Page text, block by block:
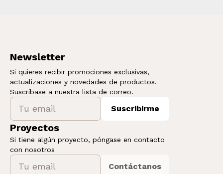
Newsletter
Si quieres recibir promociones exclusivas,
actualizaciones y novedades de productos.
Suscríbase a nuestra lista de correo.
Suscribirme
Proyectos
Si tiene algún proyecto, póngase en contacto
con nosotros
Contáctanos